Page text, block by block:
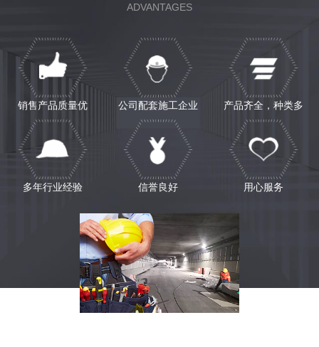
ADVANTAGES
销售产品质量优 公司配套施工企业 产品齐全，种类多
多年行业经验 信誉良好 用心服务